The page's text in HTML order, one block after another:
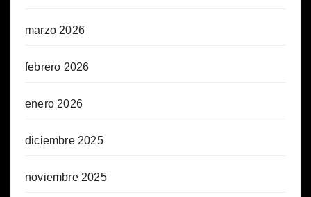
marzo 2026
febrero 2026
enero 2026
diciembre 2025
noviembre 2025